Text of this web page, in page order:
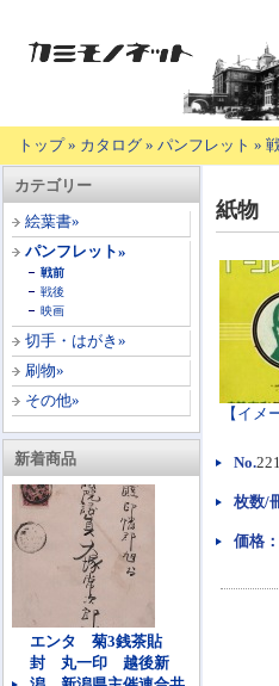
トップ» カタログ » パンフレット »
カテゴリー
絵葉書»
パンフレット»
戦前
戦後
映画
切手・はがき»
刷物»
その他»
新着商品
エンタ 菊3銭茶貼
封 丸一印 越後新
品
の
明】
紙物
【イメ
No.
枚数/
価格